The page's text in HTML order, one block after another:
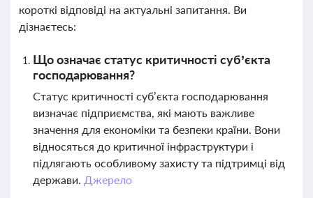
короткі відповіді на актуальні запитання. Ви
дізнаєтесь:
Що означає статус критичності суб’єкта
господарювання?
Статус критичності суб’єкта господарювання
визначає підприємства, які мають важливе
значення для економіки та безпеки країни. Вони
відносяться до критичної інфраструктури і
підлягають особливому захисту та підтримці від
держави. Джерело